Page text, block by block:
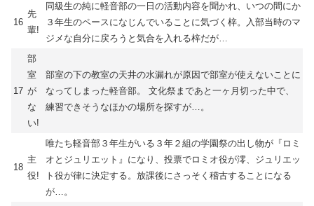
16
先
輩!
同級生の純に軽音部の一日の活動内容を聞かれ、いつの間にか
３年生のペースになじんでいることに気づく梓。入部当時のマ
ジメな自分に戻ろうと気合を入れる梓だが…
17
部
室
が
な
い!
部室の下の教室の天井の水漏れが原因で部室が使えないことに
なってしまった軽音部。 文化祭まであと一ヶ月切った中で、
練習できそうなほかの場所を探すが…。
18
主
役!
唯たち軽音部３年生がいる３年２組の学園祭の出し物が『ロミ
オとジュリエット』になり、投票でロミオ役が澪、ジュリエッ
ト役が律に決定する。放課後にさっそく稽古することになる
が…。